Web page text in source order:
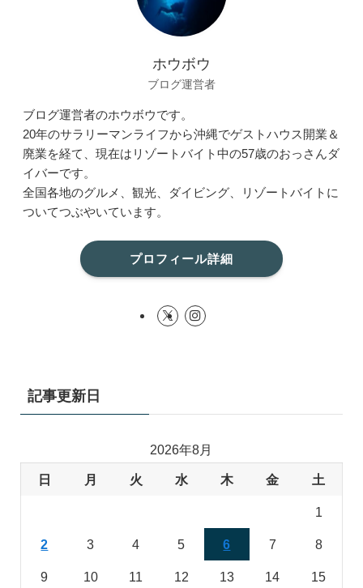
ホウボウ
ブログ運営者
ブログ運営者のホウボウです。
20年のサラリーマンライフから沖縄でゲストハウス開業＆
廃業を経て、現在はリゾートバイト中の57歳のおっさんダ
イバーです。
全国各地のグルメ、観光、ダイビング、リゾートバイトに
ついてつぶやいています。
プロフィール詳細
記事更新日
2026年8月
日 月 火 水 木 金 土
1
2 3 4 5 6 7 8
9 10 11 12 13 14 15